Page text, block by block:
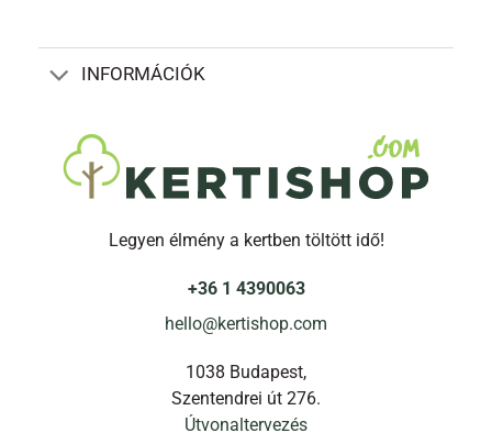
INFORMÁCIÓK
Legyen élmény a kertben töltött idő!
+36 1 4390063
hello@kertishop.com
1038 Budapest,
Szentendrei út 276.
Útvonaltervezés